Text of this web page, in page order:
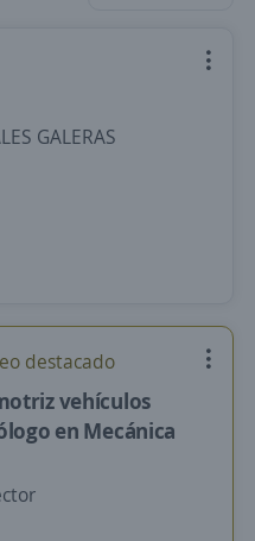
GALERAS
destacado
vehículos
en Mecánica